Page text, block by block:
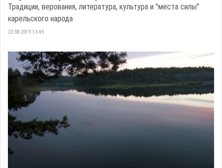
Традиции, верования, литература, культура и "места силы"
карельского народа
23.08.2019 13:49